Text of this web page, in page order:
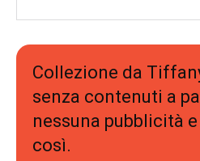
Collezione da
senza contenuti a
nessuna pubblicità
così.